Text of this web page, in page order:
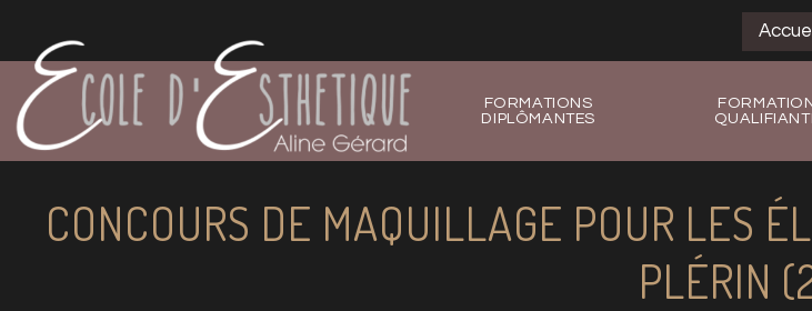
FORMATIONS
DIPLÔMANTES
CONCOURS DE MAQUILLAGE POUR LES
PLÉRIN